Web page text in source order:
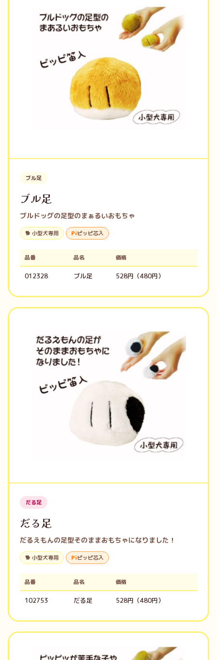
ブル足
ブル足
ブルドッグの足型のまぁるいおもちゃ
🐕 小型犬専用 Piピッピ芯入
品番 品名 価格
012328 ブル足 528円（480円）
だる足
だる足
だるえもんの足型そのままおもちゃになりました！
🐕 小型犬専用 Piピッピ芯入
品番 品名 価格
102753 だる足 528円（480円）